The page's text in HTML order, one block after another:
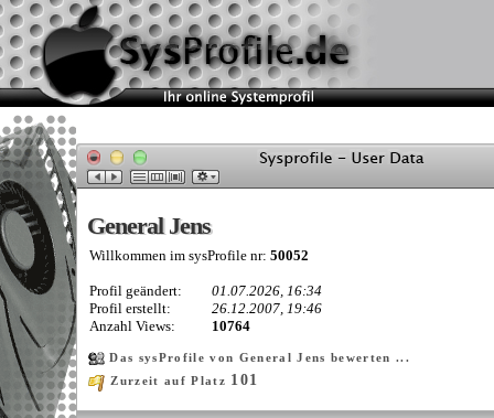
General Jens
General Jens
Willkommen im sysProfile nr: 50052
Profil geändert:
01.07.2026, 16:34
Profil erstellt:
26.12.2007, 19:46
Anzahl Views:
10764
Das sysProfile von General Jens bewerten ...
Zurzeit auf Platz 101